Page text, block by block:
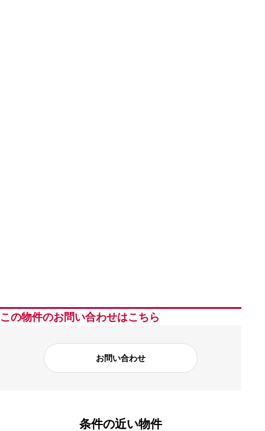
この物件のお問い合わせはこちら
お問い合わせ
条件の近い物件